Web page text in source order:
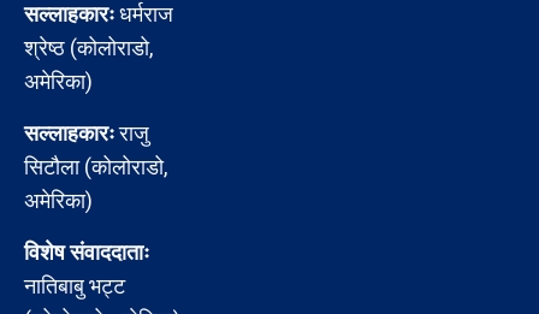
सल्लाहकारःधर्मराज
श्रेष्ठ (कोलोराडो,
अमेरिका)
सल्लाहकारःराजु
सिटौला (कोलोराडो,
अमेरिका)
विशेष संवाददाताः
नातिबाबु भट्ट